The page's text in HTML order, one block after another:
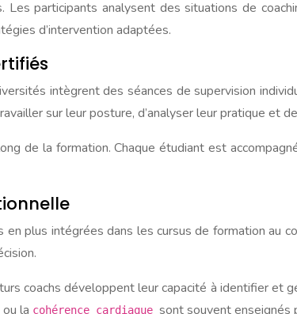
participants analysent des situations de
d’intervention adaptées.
intègrent des séances de supervision
sur leur posture, d’analyser leur pratique et
de la formation. Chaque étudiant est
plus intégrées dans les cursus de formation au
coachs développent leur capacité à identifier et
ou la cohérence cardiaque sont souvent enseignés